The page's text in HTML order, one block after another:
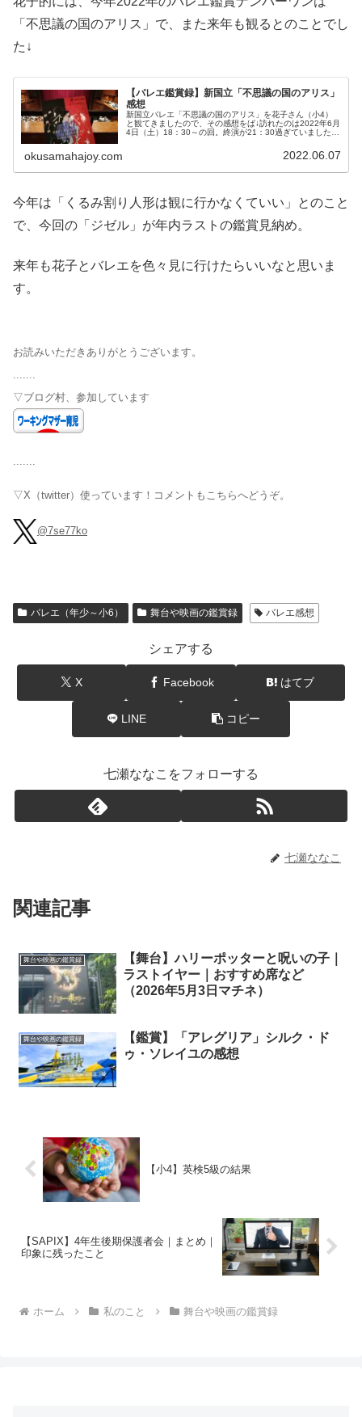
「不思議の国のアリス」で、また来年も観るとのことでし
た↓
【バレエ鑑賞録】新国立「不思議の国のアリス」
感想
新国立バレエ「不思議の国のアリス」を花子さん（小4）
と観てきましたので、その感想をば↓訪れたのは2022年6月
4日（土）18：30～の回。終演が21：30過ぎていました
okusamahajoy.com 2022.06.07
今年は「くるみ割り人形は観に行かなくていい」とのこと
で、今回の「ジゼル」が年内ラストの鑑賞見納め。
来年も花子とバレエを色々見に行けたらいいなと思いま
す。
お読みいただきありがとうございます。
.......
▽ブログ村、参加しています
.......
▽X（twitter）使っています！コメントもこちらへどうぞ。
@7se77ko
バレエ（年少～小6） 舞台や映画の鑑賞録 バレエ感想
シェアする
X Facebook はてブ
LINE コピー
七瀬ななこをフォローする
七瀬ななこ
関連記事
舞台や映画の鑑賞録
【舞台】ハリーポッターと呪いの子｜
ラストイヤー｜おすすめ席など
（2026年5月3日マチネ）
舞台や映画の鑑賞録
【鑑賞】「アレグリア」シルク・ド
ゥ・ソレイユの感想
【小4】英検5級の結果
【SAPIX】4年生後期保護者会｜まとめ｜
印象に残ったこと
ホーム 私のこと 舞台や映画の鑑賞録